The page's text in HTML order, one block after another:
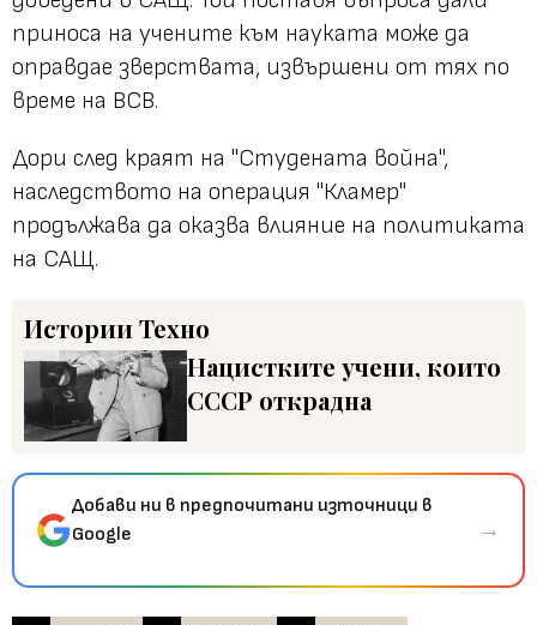
приноса на учените към науката може да
оправдае зверствата, извършени от тях по
време на ВСВ.
Дори след краят на "Студената война",
наследството на операция "Кламер"
продължава да оказва влияние на политиката
на САЩ.
ИсторииТехно
Нацистките учени, които
СССР открадна
Добави ни в предпочитани източници в
Google
→